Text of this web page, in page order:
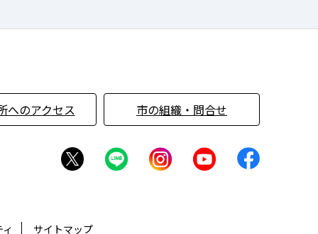
へのアクセス 市の組織・問合せ
サイトマップ